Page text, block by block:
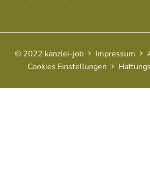
© 2022 kanzlei-job Impressum
Cookies Einstellungen